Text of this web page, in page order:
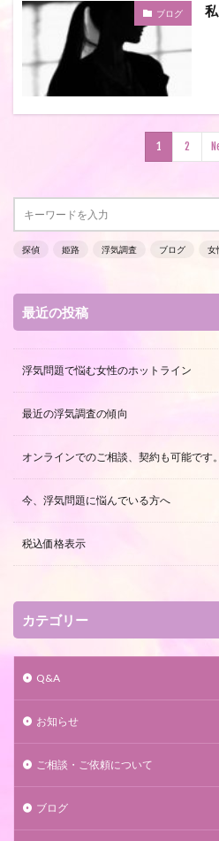
ブログ
1 2
探偵 姫路 浮気調査 ブログ 女
最近の投稿
浮気問題で悩む女性のホットライン
最近の浮気調査の傾向
オンラインでのご相談、契約も可能です。
今、浮気問題に悩んでいる方へ
税込価格表示
カテゴリー
Q&A
お知らせ
ご相談・ご依頼について
ブログ